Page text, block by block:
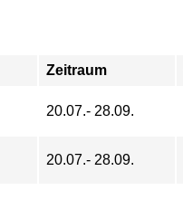
Zeitraum
20.07.- 28.09.
20.07.- 28.09.